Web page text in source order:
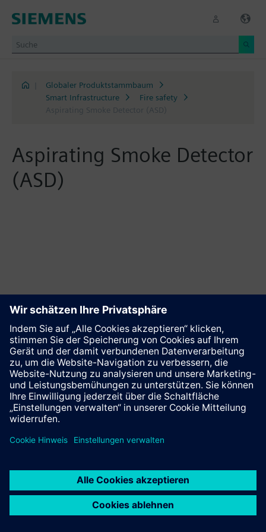
Globaler Produktstammbaum
Smart Infrastructure
Fire safety
Aspirating Smoke Detector (ASD)
Aspirating Smoke Detector
(ASD)
Diese Seite weiterempfehlen
Kontakt
Impressum
Nutzungsbedingungen
Digitales Zertifikat
Whistleblowing